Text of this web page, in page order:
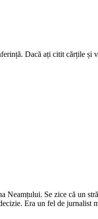
Dacă ați citit cărțile și
Se zice că un
Era un fel de